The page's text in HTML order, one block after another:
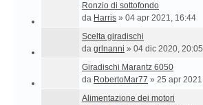
Ronzio di sottofondo
da Harris » 04 apr 2021, 16:44
Scelta giradischi
da grlnanni » 04 dic 2020, 20:05
Giradischi Marantz 6050
da RobertoMar77 » 25 apr
Alimentazione dei motori